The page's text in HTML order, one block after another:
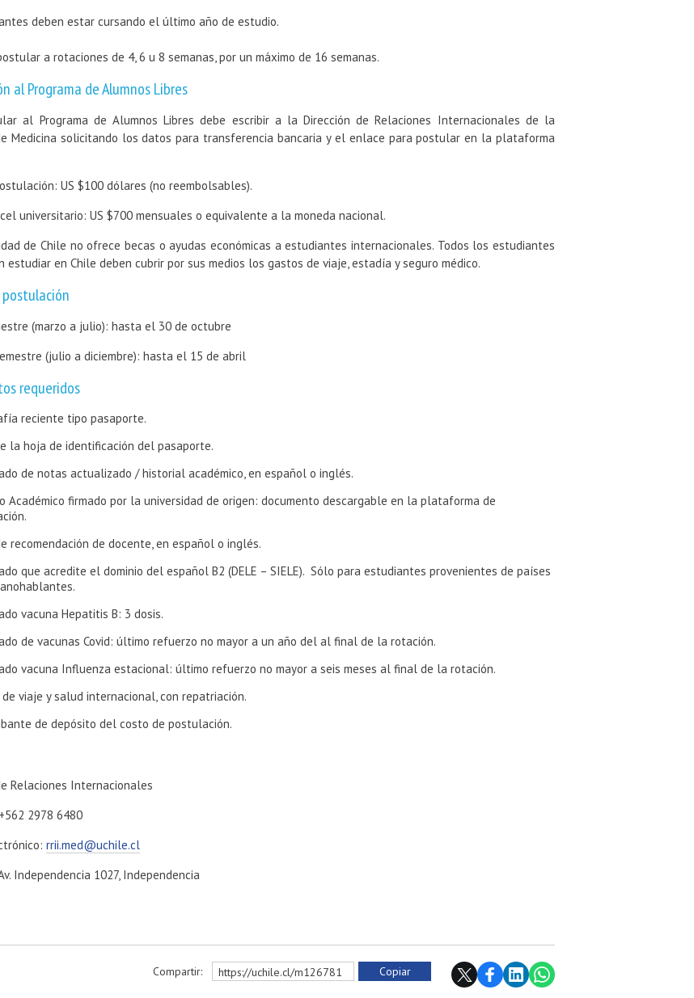
deben estar cursando el último año de estudio.
a rotaciones de 4, 6 u 8 semanas, por un máximo de 16 semanas.
al Programa de Alumnos Libres
al Programa de Alumnos Libres debe escribir a la Dirección de Relaciones Internacionales de la
Medicina solicitando los datos para transferencia bancaria y el enlace para postular en la plataforma
US $100 dólares (no reembolsables).
universitario: US $700 mensuales o equivalente a la moneda nacional.
de Chile no ofrece becas o ayudas económicas a estudiantes internacionales. Todos los estudiantes
estudiar en Chile deben cubrir por sus medios los gastos de viaje, estadía y seguro médico.
(marzo a julio): hasta el 30 de octubre
(julio a diciembre): hasta el 15 de abril
requeridos
reciente tipo pasaporte.
la hoja de identificación del pasaporte.
de notas actualizado / historial académico, en español o inglés.
Académico firmado por la universidad de origen: documento descargable en la plataforma de
recomendación de docente, en español o inglés.
que acredite el dominio del español B2 (DELE – SIELE). Sólo para estudiantes provenientes de países
vacuna Hepatitis B: 3 dosis.
de vacunas Covid: último refuerzo no mayor a un año del al final de la rotación.
vacuna Influenza estacional: último refuerzo no mayor a seis meses al final de la rotación.
de viaje y salud internacional, con repatriación.
de depósito del costo de postulación.
Relaciones Internacionales
2978 6480
rrii.med@uchile.cl
Independencia 1027, Independencia
Compartir: https://uchile.cl/m126781 Copiar